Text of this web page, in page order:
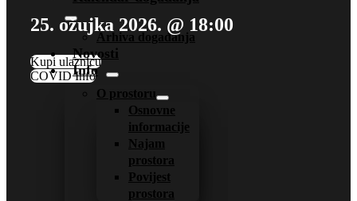
Arhiva događanja
Novosti
Info
O prostoru
Osnovne
informacije
Najam
prostora
Povijest
prostora
25. ožujka 2026. @ 18:00
Kupi ulaznicu
COVID Info